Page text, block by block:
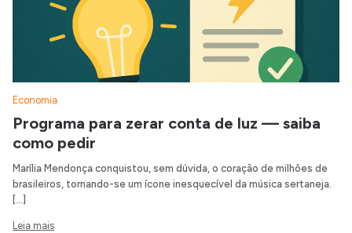
Economia
Programa para zerar conta de luz — saiba
como pedir
Marília Mendonça conquistou, sem dúvida, o coração de milhões de
brasileiros, tornando-se um ícone inesquecível da música sertaneja.
[…]
Leia mais